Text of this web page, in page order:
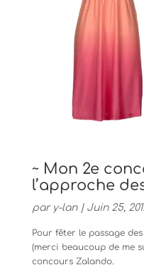
~ Mon 2e
l’approche
par y-lan| Juin 25,
Pour fêter le passage
(merci beaucoup de me
concours Zalando.